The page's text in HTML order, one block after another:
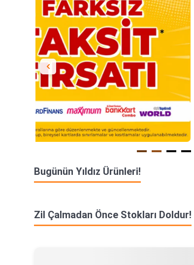
Bugünün Yıldız Ürünleri!
Zil Çalmadan Önce Stokları Doldur!